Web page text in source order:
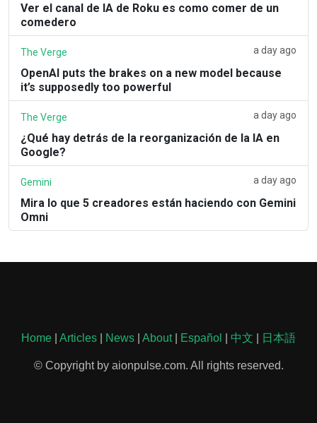
Ver el canal de IA de Roku es como comer de un
comedero
The Verge a day ago
OpenAI puts the brakes on a new model because
it’s supposedly too powerful
The Verge a day ago
¿Qué hay detrás de la reorganización de la IA en
Google?
Gemini a day ago
Mira lo que 5 creadores están haciendo con Gemini
Omni
Home Articles News About| Español 中文 日本語
© Copyright by aionpulse.com. All rights reserved.